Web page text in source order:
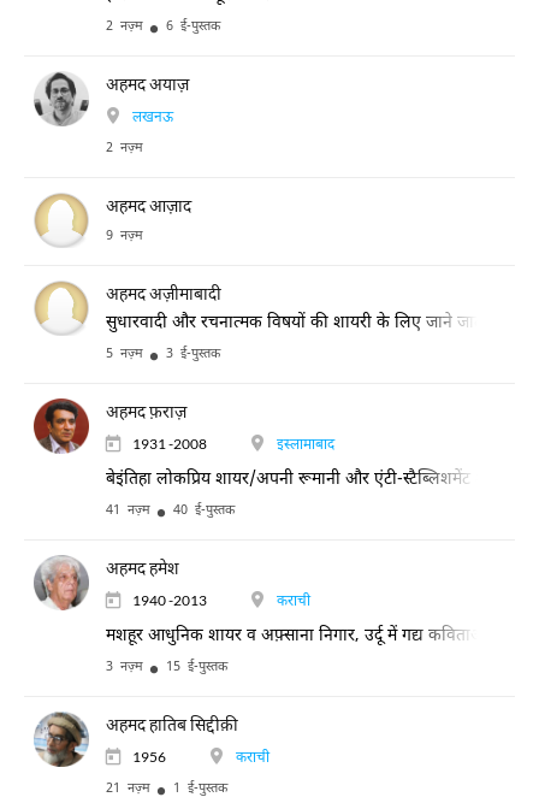
2 नज़्म 6 ई-पुस्तक
अहमद अयाज़
लखनऊ
2 नज़्म
अहमद आज़ाद
9 नज़्म
अहमद अज़ीमाबादी
सुधारवादी और रचनात्मक विषयों की शायरी के लिए जाने जाते हैं
5 नज़्म 3 ई-पुस्तक
अहमद फ़राज़
1931 -2008 इस्लामाबाद
बेइंतिहा लोकप्रिय शायर/अपनी रूमानी और एंटी-स्टैब्लिशमेंट शायरी के
41 नज़्म 40 ई-पुस्तक
अहमद हमेश
1940 -2013 कराची
मशहूर आधुनिक शायर व अफ़्साना निगार, उर्दू में गद्य कविताओं के प्रथम
3 नज़्म 15 ई-पुस्तक
अहमद हातिब सिद्दीक़ी
1956 कराची
21 नज़्म 1 ई-पुस्तक